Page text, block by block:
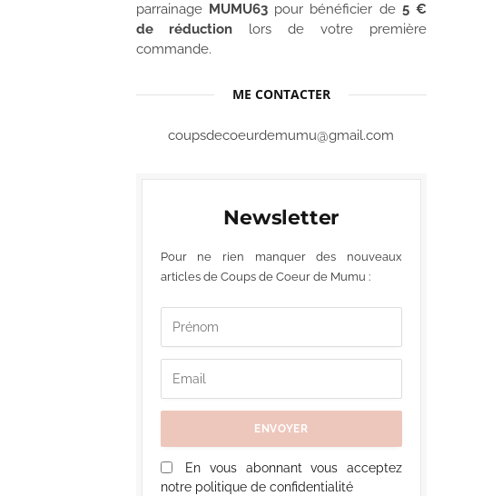
parrainage MUMU63pour bénéficier de 5 €
de réduction lors de votre première
commande.
ME CONTACTER
coupsdecoeurdemumu@gmail.com
Newsletter
Pour ne rien manquer des nouveaux
articles de Coups de Coeur de Mumu :
En vous abonnant vous acceptez
notre politique de confidentialité